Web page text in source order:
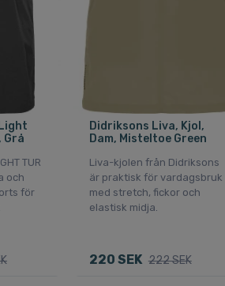
Grå
TUR
och
för
Didriksons Liva, Kjol,
Dam, Misteltoe Green
Liva-kjolen från Didriksons
är praktisk för vardagsbruk
med stretch, fickor och
elastisk midja.
220 SEK 222 SEK